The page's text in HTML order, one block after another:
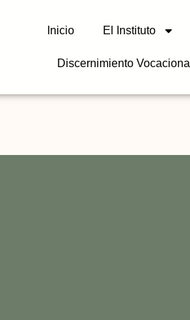
Inicio El Instituto
Discernimiento Vocacional